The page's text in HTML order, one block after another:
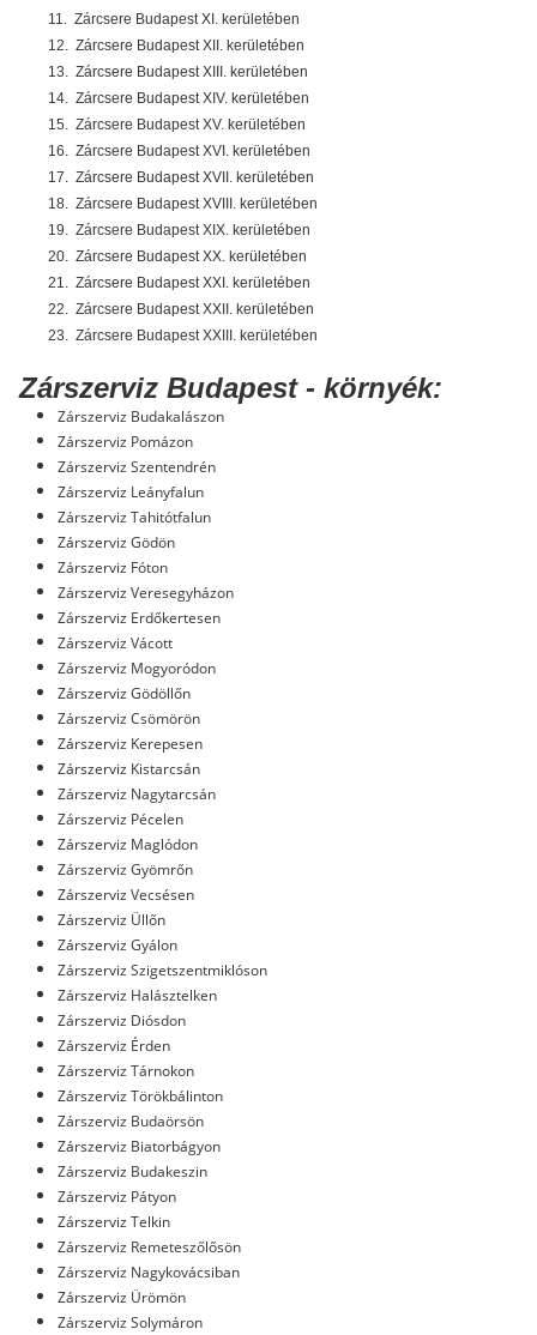
11.
Zárcsere Budapest XI. kerületében
12.
Zárcsere Budapest XII. kerületében
13.
Zárcsere Budapest XIII. kerületében
14.
Zárcsere Budapest XIV. kerületében
15.
Zárcsere Budapest XV. kerületében
16.
Zárcsere Budapest XVI. kerületében
17.
Zárcsere Budapest XVII. kerületében
18.
Zárcsere Budapest XVIII. kerületében
19.
Zárcsere Budapest XIX. kerületében
20.
Zárcsere Budapest XX. kerületében
21.
Zárcsere Budapest XXI. kerületében
22.
Zárcsere Budapest XXII. kerületében
23.
Zárcsere Budapest XXIII. kerületében
Zárszerviz Budapest - környék:
Zárszerviz Budakalászon
Zárszerviz Pomázon
Zárszerviz Szentendrén
Zárszerviz Leányfalun
Zárszerviz Tahitótfalun
Zárszerviz Gödön
Zárszerviz Fóton
Zárszerviz Veresegyházon
Zárszerviz Erdőkertesen
Zárszerviz Vácott
Zárszerviz Mogyoródon
Zárszerviz Gödöllőn
Zárszerviz Csömörön
Zárszerviz Kerepesen
Zárszerviz Kistarcsán
Zárszerviz Nagytarcsán
Zárszerviz Pécelen
Zárszerviz Maglódon
Zárszerviz Gyömrőn
Zárszerviz Vecsésen
Zárszerviz Üllőn
Zárszerviz Gyálon
Zárszerviz Szigetszentmiklóson
Zárszerviz Halásztelken
Zárszerviz Diósdon
Zárszerviz Érden
Zárszerviz Tárnokon
Zárszerviz Törökbálinton
Zárszerviz Budaörsön
Zárszerviz Biatorbágyon
Zárszerviz Budakeszin
Zárszerviz Pátyon
Zárszerviz Telkin
Zárszerviz Remeteszőlősön
Zárszerviz Nagykovácsiban
Zárszerviz Ürömön
Zárszerviz Solymáron